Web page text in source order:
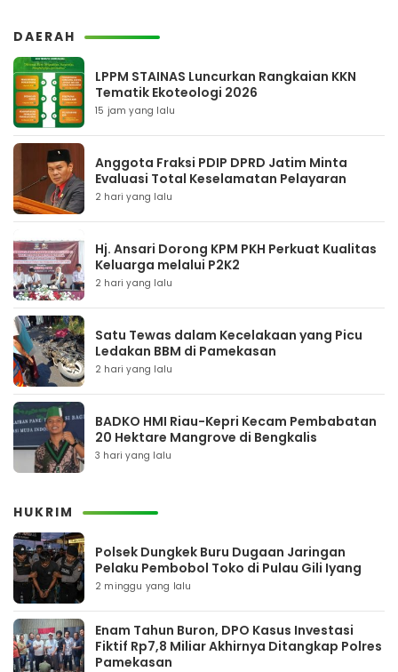
DAERAH
LPPM STAINAS Luncurkan Rangkaian KKN
Tematik Ekoteologi 2026
15 jam yang lalu
Anggota Fraksi PDIP DPRD Jatim Minta
Evaluasi Total Keselamatan Pelayaran
2 hari yang lalu
Hj. Ansari Dorong KPM PKH Perkuat Kualitas
Keluarga melalui P2K2
2 hari yang lalu
Satu Tewas dalam Kecelakaan yang Picu
Ledakan BBM di Pamekasan
2 hari yang lalu
BADKO HMI Riau-Kepri Kecam Pembabatan
20 Hektare Mangrove di Bengkalis
3 hari yang lalu
HUKRIM
Polsek Dungkek Buru Dugaan Jaringan
Pelaku Pembobol Toko di Pulau Gili Iyang
2 minggu yang lalu
Enam Tahun Buron, DPO Kasus Investasi
Fiktif Rp7,8 Miliar Akhirnya Ditangkap Polres
Pamekasan